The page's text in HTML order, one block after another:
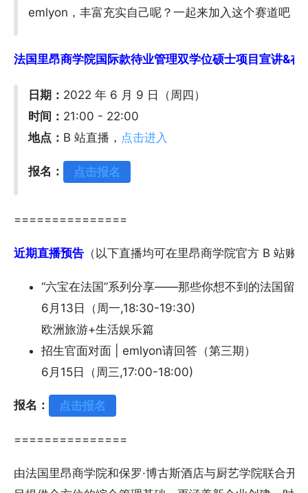
emlyon，丰富充实自己呢？一起来加入这个赛道吧，
法国里昂商学院国际款待业管理双学位硕士项目宣讲&
日期： 2022 年 6 月 9 日（周四）
时间： 21:00 - 22:00
地点： B 站直播， 点击进入
报名： 点击报名
===============
近期直播预告 （以下直播均可在里昂商学院官方 B 站账
“六宝在法国”系列分享——那些你想不到的法国留
6月13日（周一,18:30-19:30)
欧洲旅游+生活娱乐篇
招生官面对面 | emlyon请回答（第三期）
6月15日（周三,17:00-18:00)
报名： 点击报名
===============
由法国里昂商学院和保罗·博古斯酒店与厨艺学院联合开